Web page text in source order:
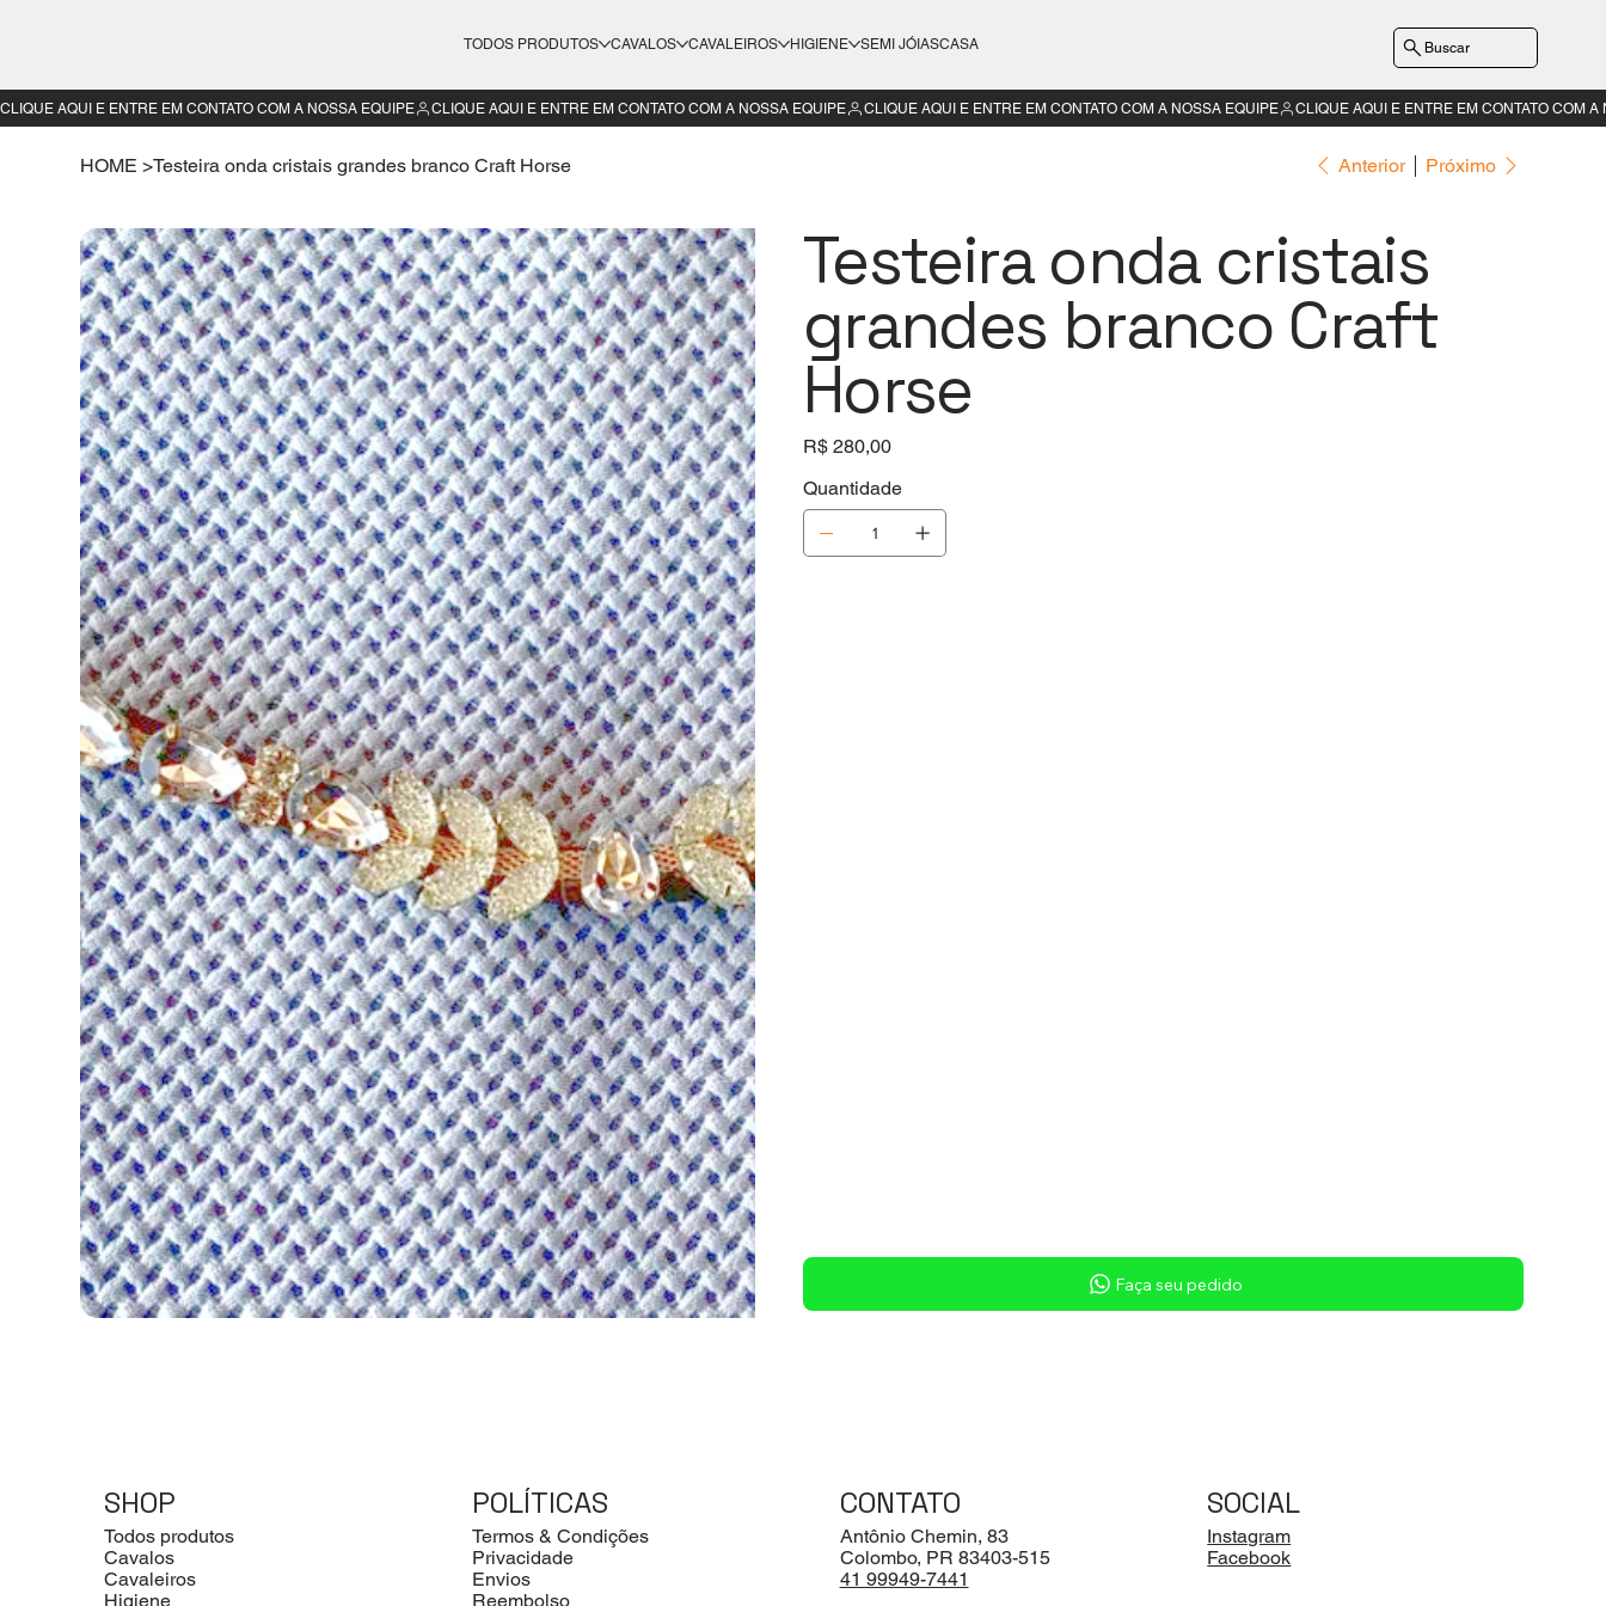
TODOS PRODUTOS CAVALOS CAVALEIROS HIGIENE SEMI JÓIASCASA Buscar
HOME >Testeira onda cristais grandes branco Craft Horse Anterior Próximo
Testeira onda cristais
grandes branco Craft
Horse
Preço
R$ 280,00
Quantidade
Faça seu pedido
CLIQUE AQUI E ENTRE EM CONTATO COM A NOSSA EQUIPE
SHOP
Todos produtos
Cavalos
Cavaleiros
Higiene
POLÍTICAS
Termos & Condições
Privacidade
Envios
Reembolso
CONTATO
Antônio Chemin, 83
Colombo, PR 83403-515
41 99949-7441
SOCIAL
Instagram
Facebook